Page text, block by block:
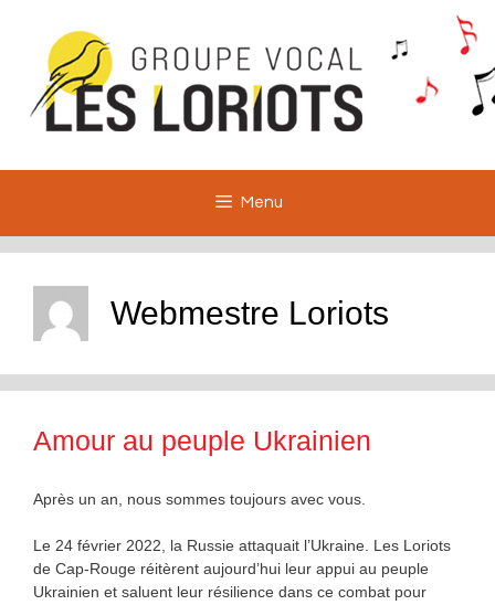
contenu
Menu
Webmestre Loriots
Amour au peuple Ukrainien
Après un an, nous sommes toujours avec vous.
Le 24 février 2022, la Russie attaquait l’Ukraine. Les Loriots
de Cap-Rouge réitèrent aujourd’hui leur appui au peuple
Ukrainien et saluent leur résilience dans ce combat pour